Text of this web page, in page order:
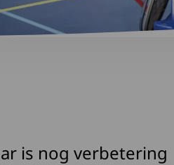
is nog verbetering